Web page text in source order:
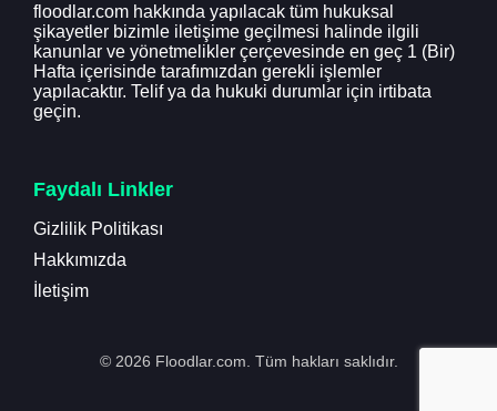
floodlar.com hakkında yapılacak tüm hukuksal
şikayetler bizimle iletişime geçilmesi halinde ilgili
kanunlar ve yönetmelikler çerçevesinde en geç 1 (Bir)
Hafta içerisinde tarafımızdan gerekli işlemler
yapılacaktır. Telif ya da hukuki durumlar için irtibata
geçin.
Faydalı Linkler
Gizlilik Politikası
Hakkımızda
İletişim
© 2026 Floodlar.com. Tüm hakları saklıdır.